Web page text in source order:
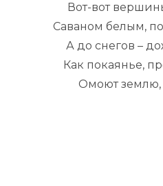
Вот-вот
Саваном белым,
А до снегов –
Как покаянье,
Омоют землю,